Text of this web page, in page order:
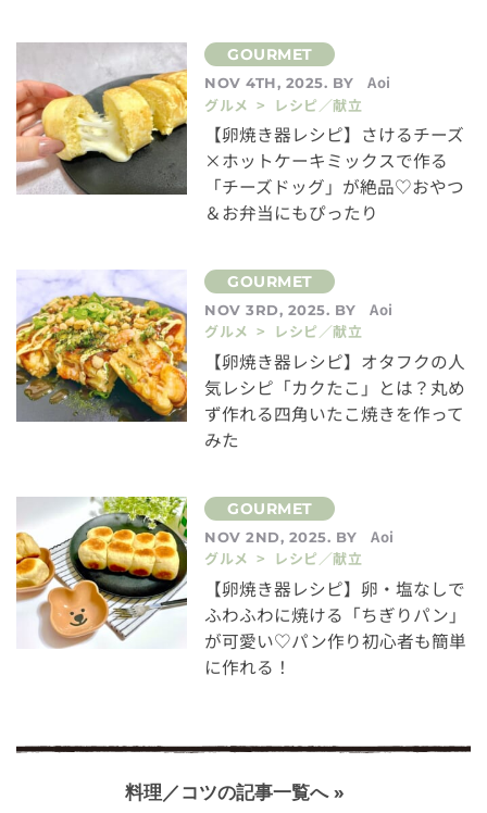
NOV 4TH, 2025. BY
Aoi
グルメ > レシピ／献立
【卵焼き器レシピ】さけるチーズ
×ホットケーキミックスで作る
「チーズドッグ」が絶品♡おやつ
＆お弁当にもぴったり
NOV 3RD, 2025. BY
Aoi
グルメ > レシピ／献立
【卵焼き器レシピ】オタフクの人
気レシピ「カクたこ」とは？丸め
ず作れる四角いたこ焼きを作って
みた
NOV 2ND, 2025. BY
Aoi
グルメ > レシピ／献立
【卵焼き器レシピ】卵・塩なしで
ふわふわに焼ける「ちぎりパン」
が可愛い♡パン作り初心者も簡単
に作れる！
料理／コツの記事一覧へ »